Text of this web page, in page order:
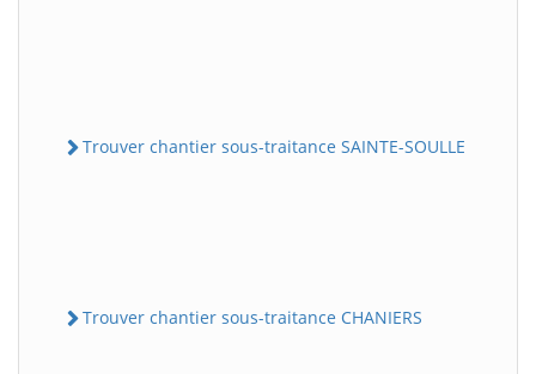
Trouver chantier sous-traitance SAINTE-SOULLE
Trouver chantier sous-traitance CHANIERS